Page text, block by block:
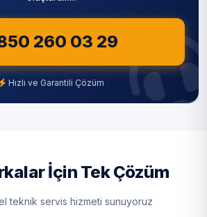
260 03 29
Hızlı ve Garantili Çözüm
İçin Tek Çözüm
teknik servis hizmeti sunuyoruz